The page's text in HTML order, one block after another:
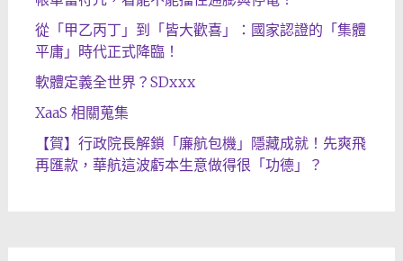
從「甲乙丙丁」到「皆大歡喜」：國家認證的「集體
平庸」時代正式降臨！
軟體定義全世界？SDxxx
XaaS 相關蒐集
【賀】行政院長解鎖「廉航包機」隱藏成就！先爽飛
再匯款，華航這波虧本生意做得很「功德」？